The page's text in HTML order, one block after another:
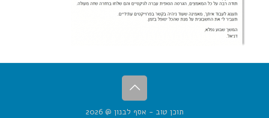
תוכן טוב - אסף לבנון @ 2026